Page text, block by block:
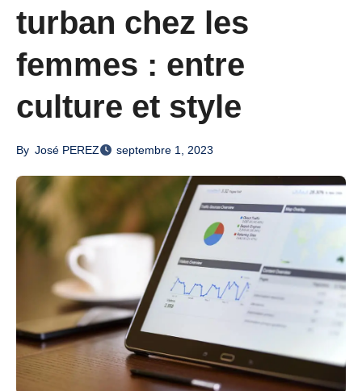
turban chez les
femmes : entre
culture et style
By José PEREZ septembre 1, 2023